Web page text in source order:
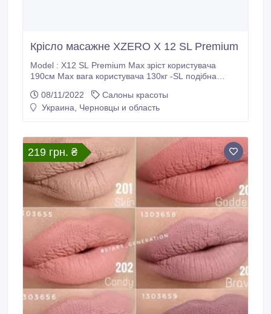
Крісло масажне XZERO X 12 SL Premium
Model : X12 SL Premium Мах зріст користувача
190см Мах вага користувача 130кг -SL подібна
бедренної частини. Режими: -Масаж Шиацу.
08/11/2022
Салоны красоты
Украина, Черновцы и область
219 грн. ₴